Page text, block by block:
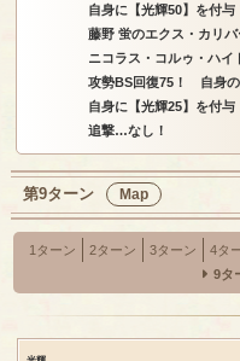
自身に【光輝50】を付与
藤野 蛍のエクス・カリバ
ニコラス・コルゥ・ハイ
攻勢BS回復75！ 自身の
自身に【光輝25】を付与
追撃…なし！
第9ターン Map
1ターン 2ターン 3ターン 4タ
9タ